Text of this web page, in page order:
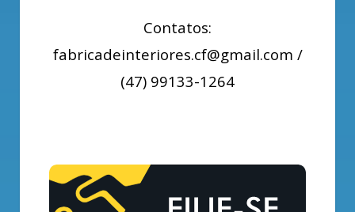
Contatos:
fabricadeinteriores.cf@gmail.com /
(47) 99133-1264